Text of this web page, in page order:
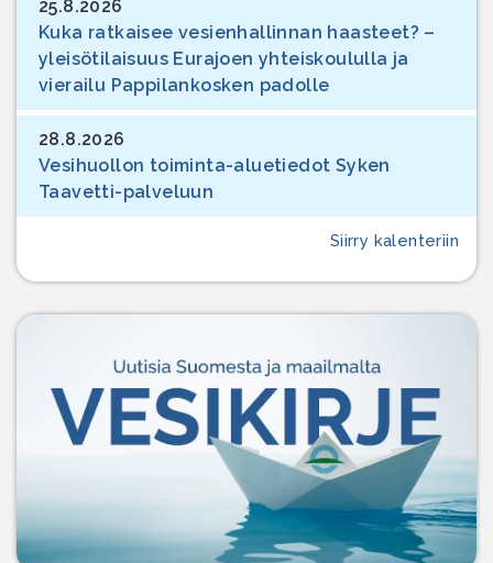
25.8.2026
Kuka ratkaisee vesienhallinnan haasteet? –
yleisötilaisuus Eurajoen yhteiskoululla ja
vierailu Pappilankosken padolle
28.8.2026
Vesihuollon toiminta-aluetiedot Syken
Taavetti-palveluun
Siirry kalenteriin